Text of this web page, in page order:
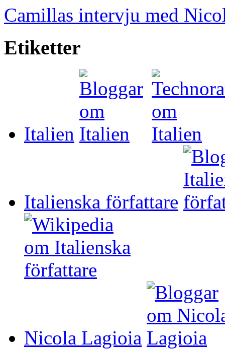
Camillas intervju med
Etiketter
Italien
Italienska författare
Nicola Lagioia